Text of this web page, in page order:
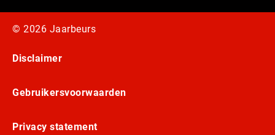
© 2026 Jaarbeurs
Disclaimer
Gebruikersvoorwaarden
Privacy statement